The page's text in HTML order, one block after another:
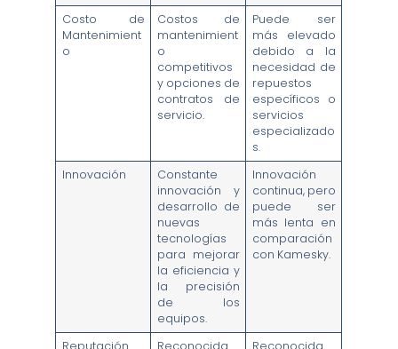
Costo de
Mantenimient
o
Costos de
mantenimient
o
competitivos
y opciones de
contratos de
servicio.
Puede ser
más elevado
debido a la
necesidad de
repuestos
específicos o
servicios
especializado
s.
Innovación
Constante
innovación y
desarrollo de
nuevas
tecnologías
para mejorar
la eficiencia y
la precisión
de los
equipos.
Innovación
continua, pero
puede ser
más lenta en
comparación
con Kamesky.
Reputación
Reconocida
Reconocida